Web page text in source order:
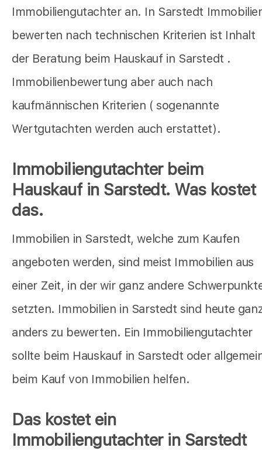
Immobiliengutachter an. In Sarstedt
bewerten nach technischen Kriterien ist Inhalt
der Beratung beim Hauskauf in Sarstedt .
Immobilienbewertung aber auch nach
kaufmännischen Kriterien ( sogenannte
Wertgutachten werden auch erstattet).
Immobiliengutachter beim
Hauskauf in Sarstedt. Was kostet
das.
Immobilien in Sarstedt, welche zum Kaufen
angeboten werden, sind meist Immobilien aus
einer Zeit, in der wir ganz andere
setzten. Immobilien in Sarstedt sind heute
anders zu bewerten. Ein Immobiliengutachter
sollte beim Hauskauf in Sarstedt oder
beim Kauf von Immobilien helfen.
Das kostet ein
Immobiliengutachter in Sarstedt